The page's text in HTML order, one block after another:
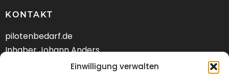
Einwilligung verwalten
KONTAKT
pilotenbedarf.de
Inhaber Johann Anders
Am Schwarzen Berg 58